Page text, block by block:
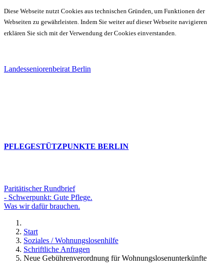
Diese Webseite nutzt Cookies aus technischen Gründen, um Funktionen der
Webseiten zu gewährleisten. Indem Sie weiter auf dieser Webseite navigieren
erklären Sie sich mit der Verwendung der Cookies einverstanden.
Landesseniorenbeirat Berlin
PFLEGESTÜTZPUNKTE BERLIN
Paritätischer Rundbrief
- Schwerpunkt: Gute Pflege.
Was wir dafür brauchen.
Start
Soziales / Wohnungslosenhilfe
Schriftliche Anfragen
Neue Gebührenverordnung für Wohnungslosenunterkünfte